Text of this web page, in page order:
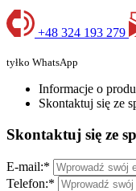
+48 324 193 279
tyłko WhatsApp
Informacje o
Skontaktuj się ze
Skontaktuj się ze
E-mail:*
Telefon:*